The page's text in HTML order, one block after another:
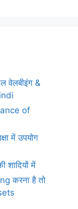
वेलबीइंग &
of
में उपयोग
शादियों में
करना है तो